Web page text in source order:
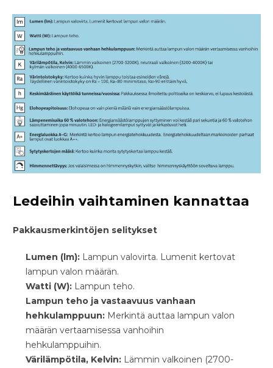
Ledeihin vaihtaminen kannattaa
Pakkausmerkintöjen selitykset
Lumen (lm): Lampun valovirta. Lumenit kertovat
lampun valon määrän.
Watti (W): Lampun teho.
Lampun teho ja vastaavuus vanhaan
hehkulamppuun: Merkintä auttaa lampun valon
määrän vertaamisessa vanhoihin
hehkulamppuihin.
Värilämpötila, Kelvin: Lämmin valkoinen (2700-